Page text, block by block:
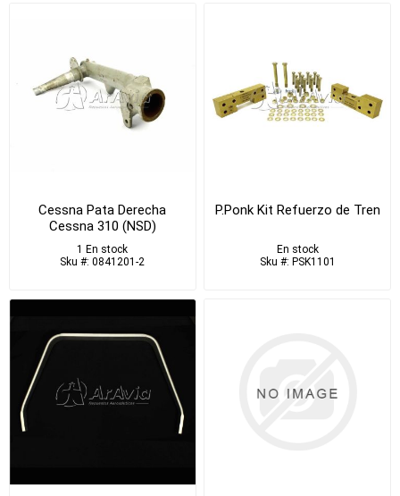
Cessna Pata Derecha
Cessna 310 (NSD)
1 En stock
Sku #: 0841201-2
P.Ponk Kit Refuerzo de Tren
En stock
Sku #: PSK1101